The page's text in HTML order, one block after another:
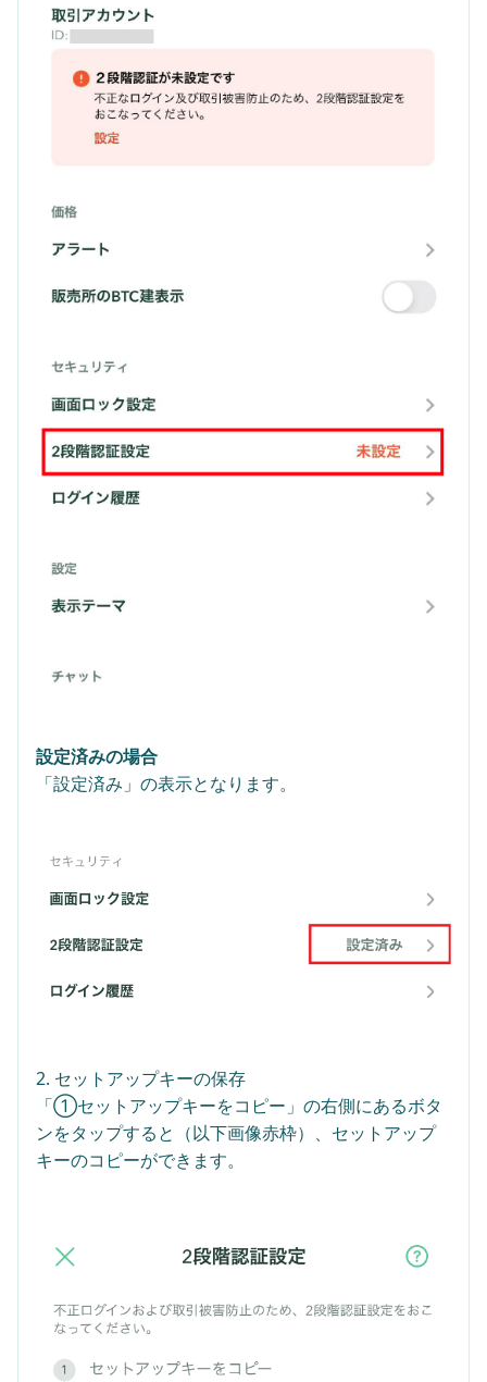
設定済みの場合
「設定済み」の表示となります。
2. セットアップキーの保存
「①セットアップキーをコピー」の右側にあるボタ
ンをタップすると（以下画像赤枠）、セットアップ
キーのコピーができます。